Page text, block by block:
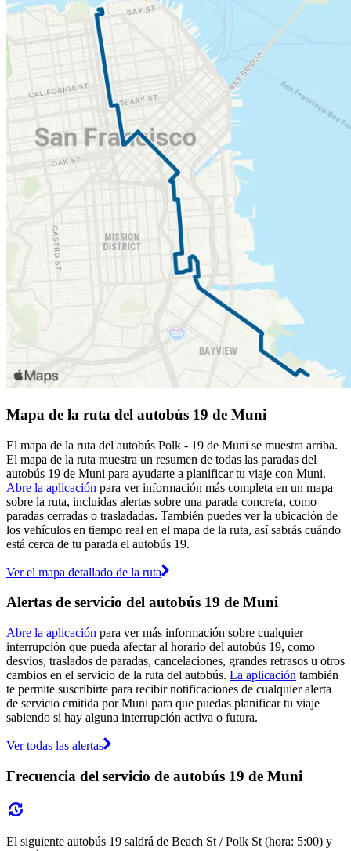
Mapa de la ruta del autobús 19 de Muni
El mapa de la ruta del autobús Polk - 19 de Muni se muestra arriba.
El mapa de la ruta muestra un resumen de todas las paradas del
autobús 19 de Muni para ayudarte a planificar tu viaje con Muni.
Abre la aplicación para ver información más completa en un mapa
sobre la ruta, incluidas alertas sobre una parada concreta, como
paradas cerradas o trasladadas. También puedes ver la ubicación de
los vehículos en tiempo real en el mapa de la ruta, así sabrás cuándo
está cerca de tu parada el autobús 19.
Ver el mapa detallado de la ruta
Alertas de servicio del autobús 19 de Muni
Abre la aplicación para ver más información sobre cualquier
interrupción que pueda afectar al horario del autobús 19, como
desvíos, traslados de paradas, cancelaciones, grandes retrasos u otros
cambios en el servicio de la ruta del autobús. La aplicación también
te permite suscribirte para recibir notificaciones de cualquier alerta
de servicio emitida por Muni para que puedas planificar tu viaje
sabiendo si hay alguna interrupción activa o futura.
Ver todas las alertas
Frecuencia del servicio de autobús 19 de Muni
El siguiente autobús 19 saldrá de Beach St / Polk St (hora: 5:00) y